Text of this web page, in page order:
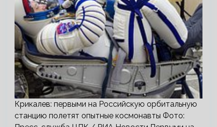
Крикалев: первыми на Российскую орбитальную
станцию полетят опытные космонавты Фото: